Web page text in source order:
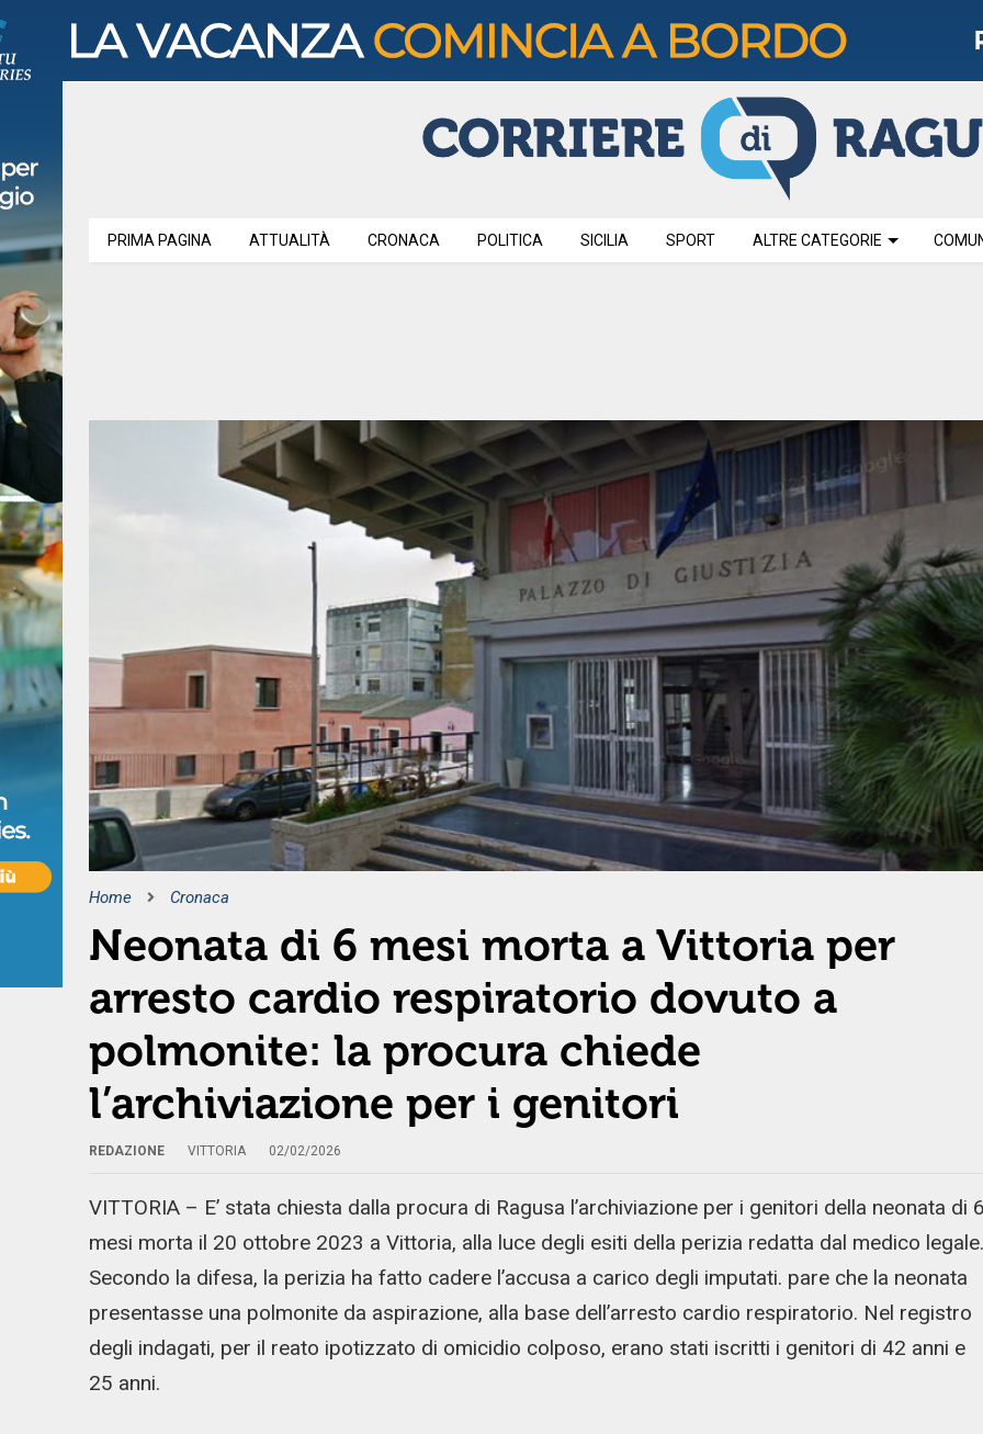
PRIMA PAGINA ATTUALITÀ CRONACA POLITICA SICILIA SPORT ALTRE CATEGORIE
Home Cronaca
Neonata di 6 mesi morta a Vittoria per
arresto cardio respiratorio dovuto a
polmonite: la procura chiede
l’archiviazione per i genitori
REDAZIONE VITTORIA 02/02/2026
VITTORIA – E’ stata chiesta dalla procura di Ragusa l’archiviazione per i genitori della neonata di
mesi morta il 20 ottobre 2023 a Vittoria, alla luce degli esiti della perizia redatta dal medico legale.
Secondo la difesa, la perizia ha fatto cadere l’accusa a carico degli imputati. pare che la neonata
presentasse una polmonite da aspirazione, alla base dell’arresto cardio respiratorio. Nel registro
degli indagati, per il reato ipotizzato di omicidio colposo, erano stati iscritti i genitori di 42 anni e
25 anni.